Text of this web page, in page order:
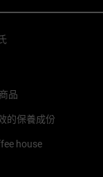
品
的保養成份
house